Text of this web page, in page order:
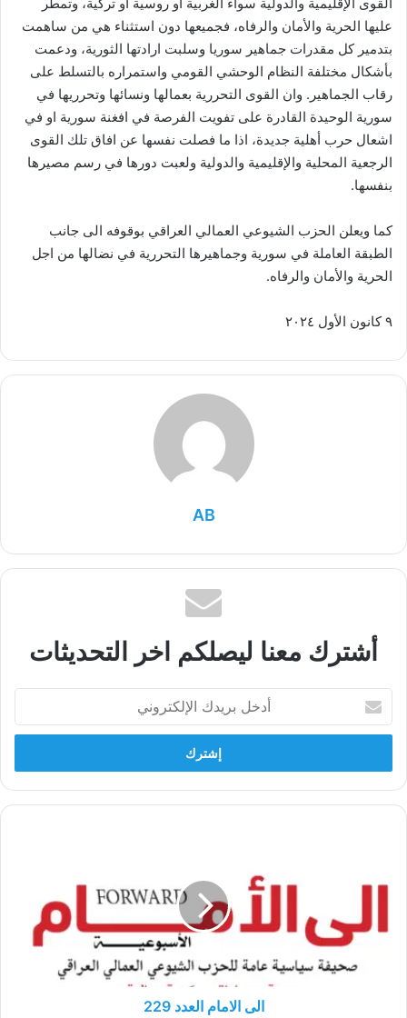
عليها الحرية والأمان والرفاه، فجميعها دون استثناء هي من ساهمت
بتدمير كل مقدرات جماهير سوريا وسلبت ارادتها الثورية، ودعمت
بأشكال مختلفة النظام الوحشي القومي واستمراره بالتسلط على
رقاب الجماهير. وان القوى التحررية بعمالها ونسائها وتحرريها في
سورية الوحيدة القادرة على تفويت الفرصة في افغنة سورية او في
اشعال حرب أهلية جديدة، اذا ما فصلت نفسها عن افاق تلك القوى
الرجعية المحلية والإقليمية والدولية ولعبت دورها في رسم مصيرها
بنفسها.
كما ويعلن الحزب الشيوعي العمالي العراقي بوقوفه الى جانب
الطبقة العاملة في سورية وجماهيرها التحررية في نضالها من اجل
الحرية والأمان والرفاه.
٩ كانون الأول ٢٠٢٤
AB
أشترك معنا ليصلكم اخر التحديثات
بريدك
الإلكتروني
229
الى الامام العدد 229